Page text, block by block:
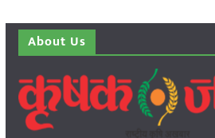
About Us